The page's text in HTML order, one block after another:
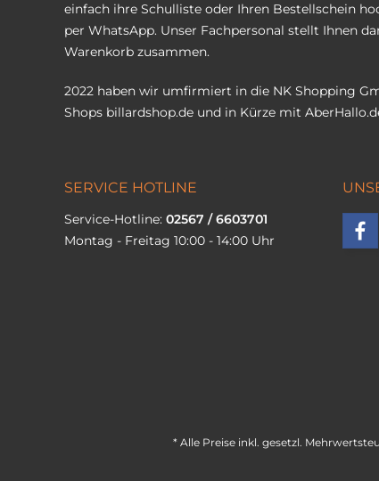
einfach ihre Schulliste oder Ihren Bestellschein
per WhatsApp. Unser Fachpersonal stellt Ihnen
Warenkorb zusammen.
2022 haben wir umfirmiert in die NK Shopping
Shops billardshop.de und in Kürze mit
SERVICE HOTLINE
Service-Hotline: 02567 / 6603701
Montag - Freitag 10:00 - 14:00 Uhr
* Alle Preise inkl. gesetzl.